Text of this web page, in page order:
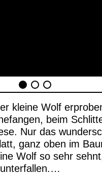
kleine Wolf
beim
Nur das
ganz oben im
Wolf so sehr